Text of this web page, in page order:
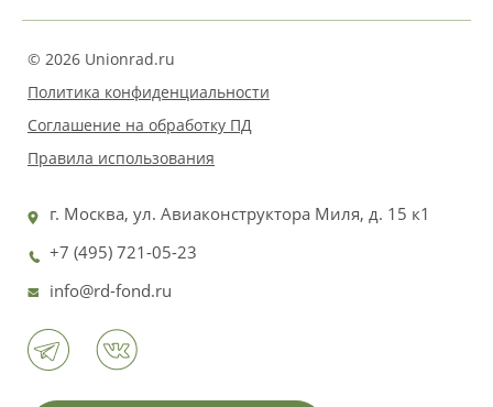
© 2026 Unionrad.ru
Политика конфиденциальности
Соглашение на обработку ПД
Правила использования
г. Москва, ул. Авиаконструктора Миля, д. 15 к1
+7 (495) 721-05-23
info@rd-fond.ru